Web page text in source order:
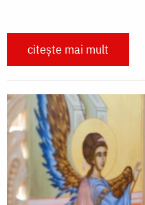
citește mai mult